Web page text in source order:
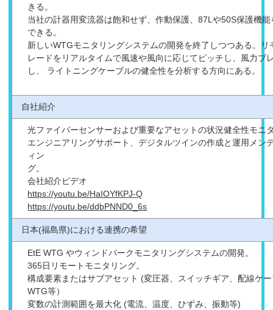
きる。
当社の計器用変流器は飽和せず、作動保護、87Lや50S保護機
できる。
新しいWTGモニタリングシステムの開発を終了しつつある。リ
レードをリアルタイムで風速や風向に応じてピッチし、風力ブ
し、 ライトニングケーブルの健全性を分析する方向にある。
自社紹介
光ファイバーセンサーおよび重要なアセットの状況健全性モニ
エンジニアリングサポート、デジタルツインの作成と運用メン
ィン
グ
会社紹介ビデオ
https://youtu.be/HaIOYfKPJ-Q
https://youtu.be/ddbPNND0_6s
日本(福島県)における連携の希望
EtE WTG やウィンドパークモニタリングシステムの開発。
365日リモートモニタリング。
構成要素またはサブアセット (変圧器、スイッチギア、配線ケ
WTG等）
変数の計測範囲を最大化 (電流、温度、ひずみ、振動等)